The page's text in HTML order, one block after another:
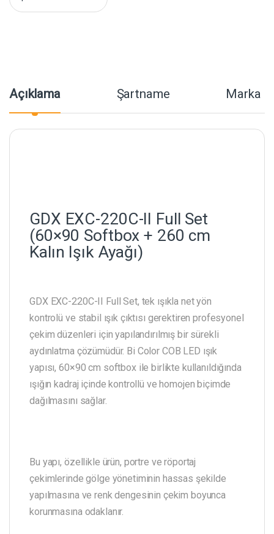
Açıklama Şartname Marka
GDX EXC-220C-II Full Set
(60×90 Softbox + 260 cm
Kalın Işık Ayağı)
GDX EXC-220C-II Full Set, tek ışıkla net yön
kontrolü ve stabil ışık çıktısı gerektiren profesyonel
çekim düzenleri için yapılandırılmış bir sürekli
aydınlatma çözümüdür. Bi Color COB LED ışık
yapısı, 60×90 cm softbox ile birlikte kullanıldığında
ışığın kadraj içinde kontrollü ve homojen biçimde
dağılmasını sağlar.
Bu yapı, özellikle ürün, portre ve röportaj
çekimlerinde gölge yönetiminin hassas şekilde
yapılmasına ve renk dengesinin çekim boyunca
korunmasına odaklanır.